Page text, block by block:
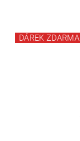
DÁREK ZDARMA